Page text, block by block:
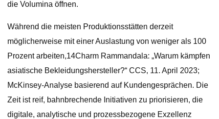
die Volumina öffnen.
Während die meisten Produktionsstätten derzeit
möglicherweise mit einer Auslastung von weniger als 100
Prozent arbeiten,14Charm Rammandala: „Warum kämpfen
asiatische Bekleidungshersteller?“ CCS, 11. April 2023;
McKinsey-Analyse basierend auf Kundengesprächen. Die
Zeit ist reif, bahnbrechende Initiativen zu priorisieren, die
digitale, analytische und prozessbezogene Exzellenz